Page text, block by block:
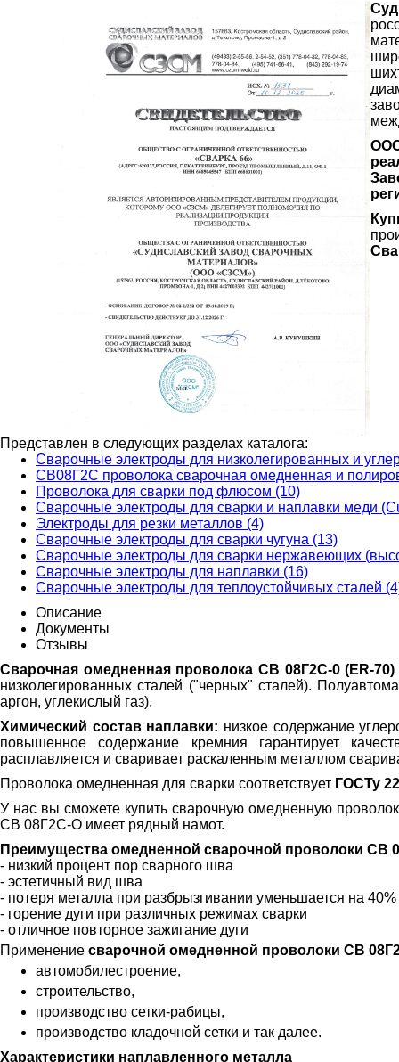
Представлен в следующих разделах каталога:
Сварочные электроды для низколегированных и
СВ08Г2С проволока сварочная омедненная и
Проволока для сварки под флюсом (10)
Сварочные электроды для сварки и наплавки меди
Электроды для резки металлов (4)
Сварочные электроды для сварки чугуна (13)
Сварочные электроды для сварки нержавеющих
Сварочные электроды для наплавки (16)
Сварочные электроды для теплоустойчивых сталей
Описание
Документы
Отзывы
Сварочная омедненная проволока СВ 08Г2С-0 (ER-70)
низколегированных сталей ("черных" сталей).
аргон, углекислый газ).
Химический состав наплавки: низкое содержание
повышенное содержание кремния гарантирует
расплавляется и сваривает раскаленным металлом
Проволока омедненная для сварки соответствует ГОСТу
У нас вы сможете купить сварочную омедненную
СВ 08Г2С-О имеет рядный намот.
Преимущества омедненной сварочной проволоки СВ
- низкий процент пор сварного шва
- эстетичный вид шва
- потеря металла при разбрызгивании уменьшается на 40%
- горение дуги при различных режимах сварки
- отличное повторное зажигание дуги
Применение сварочной омедненной проволоки СВ
автомобилестроение,
строительство,
производство сетки-рабицы,
производство кладочной сетки и так далее.
Характеристики наплавленного металла